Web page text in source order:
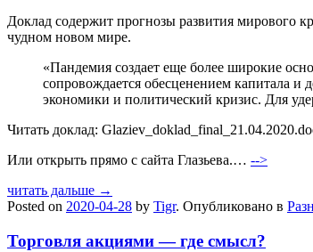
Доклад содержит прогнозы развития мирового
чудном новом мире.
«Пандемия создает еще более широкие
сопровождается обесценением капитала и
экономики и политический кризис. Для
Читать доклад:
Или открыть прямо с сайта Глазьева.… -->
читать дальше →
Posted on 2020-04-28 by Tigr. Опубликовано в
Торговля акциями — где смысл?